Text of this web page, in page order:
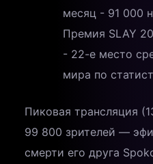
месяц - 91 000
Премия SLAY
- 22-е место
мира по
Пиковая трансляция
99 800 зрителей —
смерти его друга